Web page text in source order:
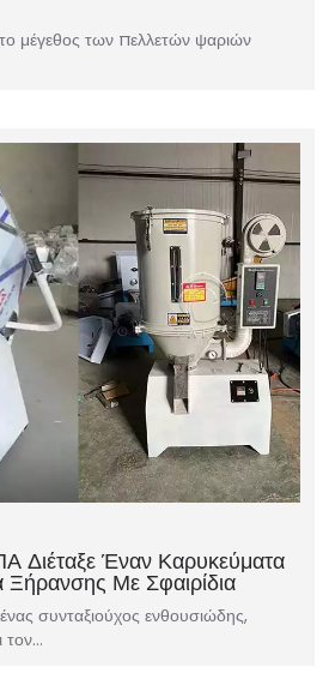
το μέγεθος των πελλετών ψαριών
Διέταξε Έναν Καρυκεύματα
Με Σφαιρίδια
συνταξιούχος ενθουσιώδης,
τον…